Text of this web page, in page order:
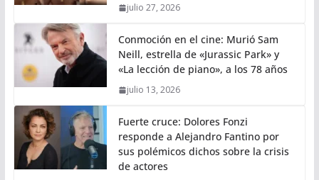
julio 27, 2026
Conmoción en el cine: Murió Sam
Neill, estrella de «Jurassic Park» y
«La lección de piano», a los 78 años
julio 13, 2026
Fuerte cruce: Dolores Fonzi
responde a Alejandro Fantino por
sus polémicos dichos sobre la crisis
de actores